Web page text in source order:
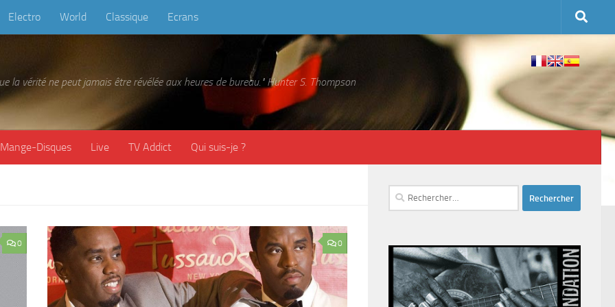
Electro World Classique Ecrans
la vérité ne peut jamais être révélée aux heures de bureau." Hunter S. Thompson
Mange-Disques Live TV Addict Qui suis-je ?
0 0
Rechercher :